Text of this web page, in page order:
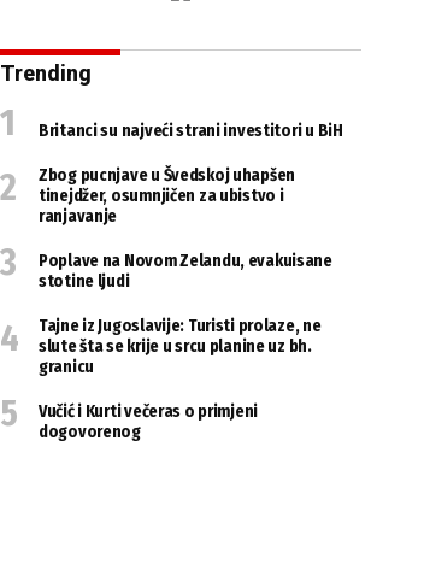
Trending
Britanci su najveći strani investitori u BiH
Zbog pucnjave u Švedskoj uhapšen
tinejdžer, osumnjičen za ubistvo i
ranjavanje
Poplave na Novom Zelandu, evakuisane
stotine ljudi
Tajne iz Jugoslavije: Turisti prolaze, ne
slute šta se krije u srcu planine uz bh.
granicu
Vučić i Kurti večeras o primjeni
dogovorenog